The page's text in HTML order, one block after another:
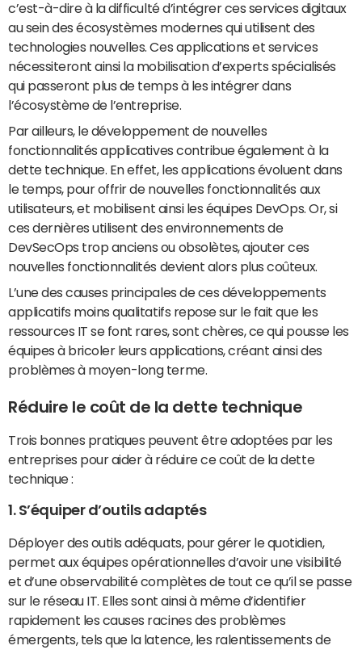
c’est-à-dire à la difficulté d’intégrer ces services digitaux
au sein des écosystèmes modernes qui utilisent des
technologies nouvelles. Ces applications et services
nécessiteront ainsi la mobilisation d’experts spécialisés
qui passeront plus de temps à les intégrer dans
l’écosystème de l’entreprise.
Par ailleurs, le développement de nouvelles
fonctionnalités applicatives contribue également à la
dette technique. En effet, les applications évoluent dans
le temps, pour offrir de nouvelles fonctionnalités aux
utilisateurs, et mobilisent ainsi les équipes DevOps. Or, si
ces dernières utilisent des environnements de
DevSecOps trop anciens ou obsolètes, ajouter ces
nouvelles fonctionnalités devient alors plus coûteux.
L’une des causes principales de ces développements
applicatifs moins qualitatifs repose sur le fait que les
ressources IT se font rares, sont chères, ce qui pousse les
équipes à bricoler leurs applications, créant ainsi des
problèmes à moyen-long terme.
Réduire le coût de la dette technique
Trois bonnes pratiques peuvent être adoptées par les
entreprises pour aider à réduire ce coût de la dette
technique :
1. S’équiper d’outils adaptés
Déployer des outils adéquats, pour gérer le quotidien,
permet aux équipes opérationnelles d’avoir une visibilité
et d’une observabilité complètes de tout ce qu’il se passe
sur le réseau IT. Elles sont ainsi à même d’identifier
rapidement les causes racines des problèmes
émergents, tels que la latence, les ralentissements de